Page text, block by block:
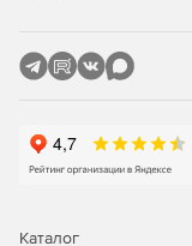
объектов и
других
текстовых
Каталог